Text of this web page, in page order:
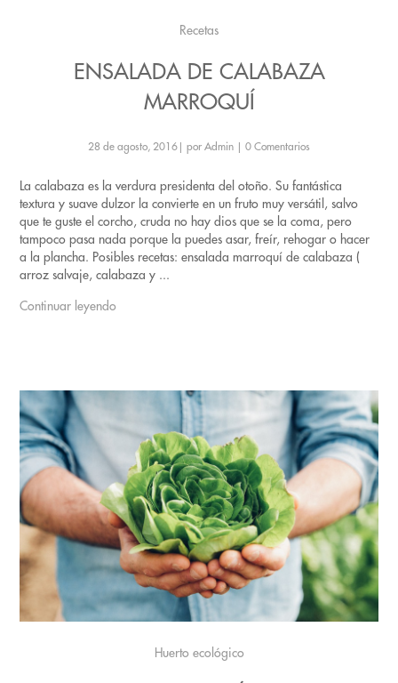
Recetas
ENSALADA DE CALABAZA
MARROQUÍ
28 de agosto, 2016 por Admin 0 Comentarios
La calabaza es la verdura presidenta del otoño. Su fantástica
textura y suave dulzor la convierte en un fruto muy versátil, salvo
que te guste el corcho, cruda no hay dios que se la coma, pero
tampoco pasa nada porque la puedes asar, freír, rehogar o hacer
a la plancha. Posibles recetas: ensalada marroquí de calabaza (
arroz salvaje, calabaza y ...
Continuar leyendo
Huerto ecológico